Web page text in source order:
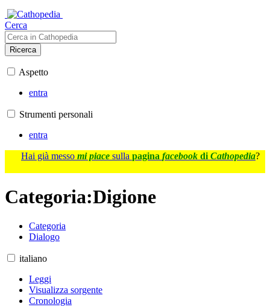
Cerca
Ricerca
Aspetto
entra
Strumenti personali
entra
Hai già messo mi piace sulla pagina facebook di Cathopedia?
Categoria:Digione
Categoria
Dialogo
italiano
Leggi
Visualizza sorgente
Cronologia